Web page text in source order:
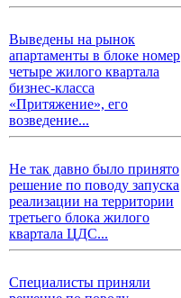
Выведены на рынок
апартаменты в блоке номер
четыре жилого квартала
бизнес-класса
«Притяжение», его
возведение...
Не так давно было принято
решение по поводу запуска
реализации на территории
третьего блока жилого
квартала ЦДС...
Специалисты приняли